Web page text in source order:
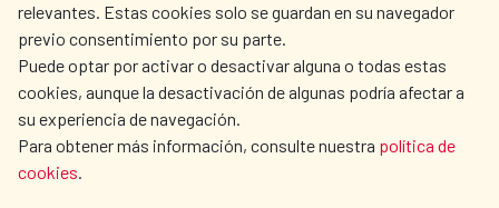
relevantes. Estas cookies solo se guardan en su navegador
previo consentimiento por su parte.
Puede optar por activar o desactivar alguna o todas estas
cookies, aunque la desactivación de algunas podría afectar a
su experiencia de navegación.
Para obtener más información, consulte nuestra política de
cookies.
OUR SOCIAL MEDIA